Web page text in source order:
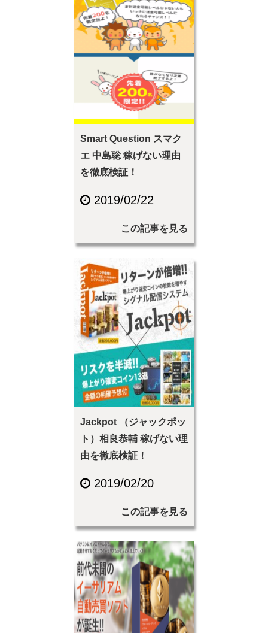
Smart Question スマク
エ 中島聡 稼げない理由
を徹底検証！
2019/02/22
この記事を見る
Jackpot （ジャックポッ
ト）相良恭輔 稼げない理
由を徹底検証！
2019/02/20
この記事を見る